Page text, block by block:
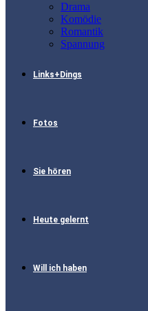
Drama
Komödie
Romantik
Spannung
Links+Dings
Fotos
Sie hören
Heute gelernt
Will ich haben